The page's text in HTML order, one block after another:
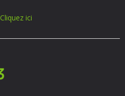
Cliquez ici